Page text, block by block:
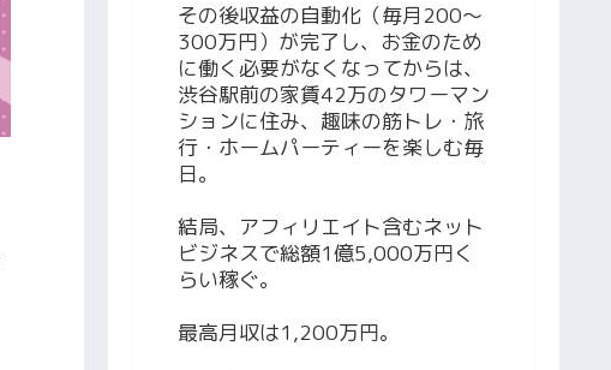
その後収益の自動化（毎月200〜
300万円）が完了し、お金のため
に働く必要がなくなってからは、
渋谷駅前の家賃42万のタワーマン
ションに住み、趣味の筋トレ・旅
行・ホームパーティーを楽しむ毎
日。
結局、アフィリエイト含むネット
ビジネスで総額1億5,000万円く
らい稼ぐ。
最高月収は1,200万円。